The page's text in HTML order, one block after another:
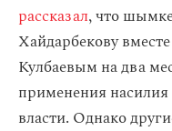
рассказал, что
Хайдарбекову
Кулбаевым на два
применения
власти. Однако